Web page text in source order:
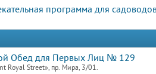
программа для
Обед для Первых Лиц № 129
Royal Street», пр. Мира, 3/01.